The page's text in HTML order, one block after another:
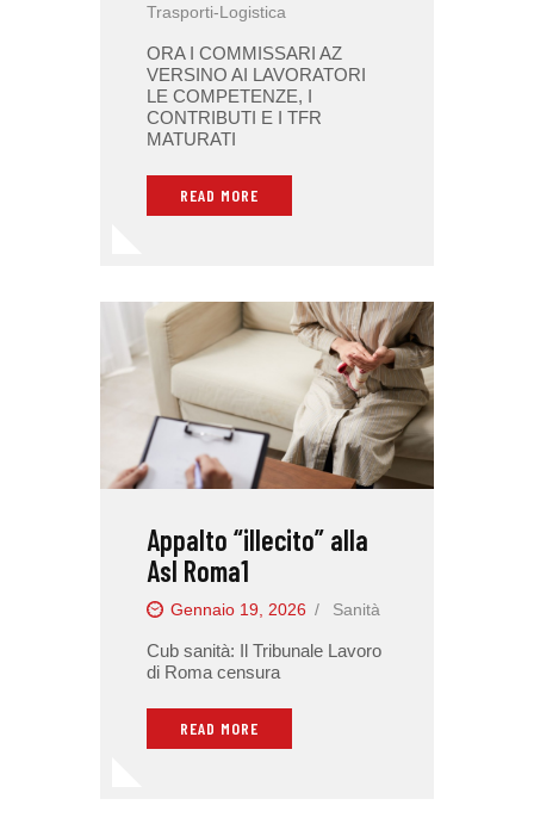
Trasporti-Logistica
ORA I COMMISSARI AZ
VERSINO AI LAVORATORI
LE COMPETENZE, I
CONTRIBUTI E I TFR
MATURATI
READ MORE
Appalto “illecito” alla
Asl Roma1
Gennaio 19, 2026 Sanità
Cub sanità: Il Tribunale Lavoro
di Roma censura
READ MORE